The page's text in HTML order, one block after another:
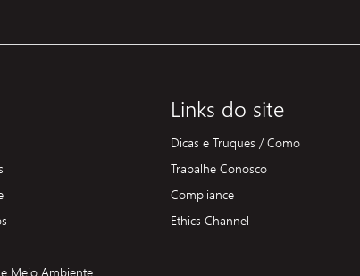
Meio Ambiente
Links do site
Dicas e Truques / Como
Trabalhe Conosco
Compliance
Ethics Channel